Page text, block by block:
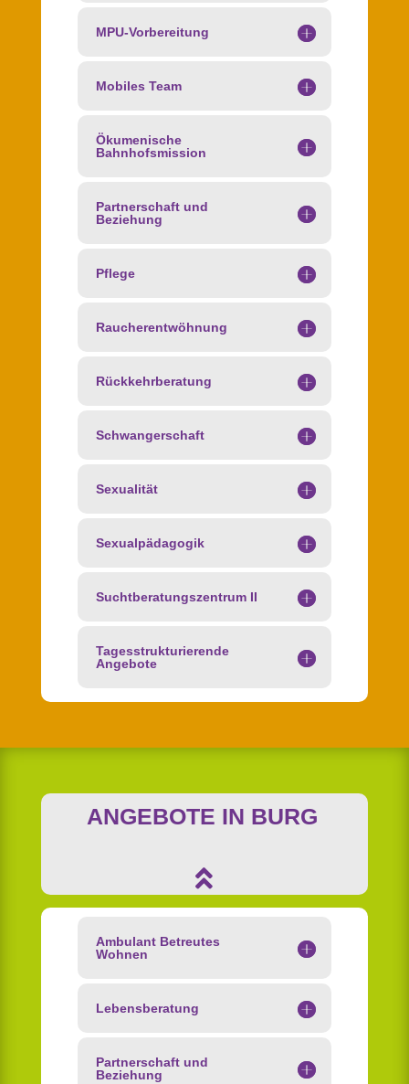
MPU-Vorbereitung
Mobiles Team
Ökumenische
Bahnhofsmission
Partnerschaft und
Beziehung
Pflege
Raucherentwöhnung
Rückkehrberatung
Schwangerschaft
Sexualität
Sexualpädagogik
Suchtberatungszentrum II
Tagesstrukturierende
Angebote
ANGEBOTE IN BURG

Ambulant Betreutes
Wohnen
Lebensberatung
Partnerschaft und
Beziehung